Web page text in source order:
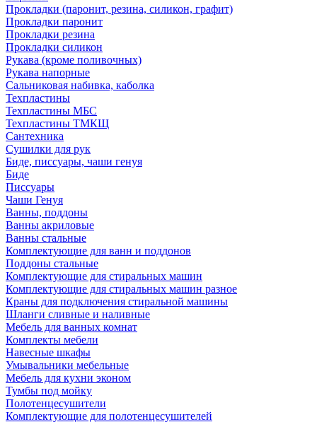
Прокладки (паронит, резина, силикон, графит)
Прокладки паронит
Прокладки резина
Прокладки силикон
Рукава (кроме поливочных)
Рукава напорные
Сальниковая набивка, каболка
Техпластины
Техпластины МБС
Техпластины ТМКЩ
Сантехника
Сушилки для рук
Биде, писсуары, чаши генуя
Биде
Писсуары
Чаши Генуя
Ванны, поддоны
Ванны акриловые
Ванны стальные
Комплектующие для ванн и поддонов
Поддоны стальные
Комплектующие для стиральных машин
Комплектующие для стиральных машин разное
Краны для подключения стиральной машины
Шланги сливные и наливные
Мебель для ванных комнат
Комплекты мебели
Навесные шкафы
Умывальники мебельные
Мебель для кухни эконом
Тумбы под мойку
Полотенцесушители
Комплектующие для полотенцесушителей